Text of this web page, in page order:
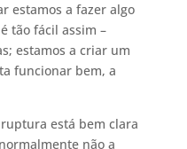
estamos a fazer algo
tão fácil assim –
estamos a criar um
funcionar bem, a
está bem clara
não a